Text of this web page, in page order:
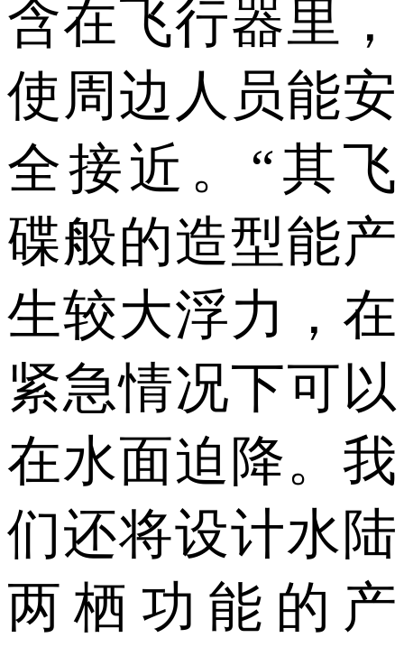
含在飞行器里，
使周边人员能安
全接近。“其飞
碟般的造型能产
生较大浮力，在
紧急情况下可以
在水面迫降。我
们还将设计水陆
两栖功能的产